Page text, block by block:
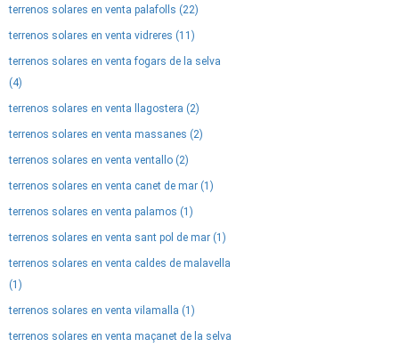
terrenos solares en venta palafolls (22)
terrenos solares en venta vidreres (11)
terrenos solares en venta fogars de la selva
(4)
terrenos solares en venta llagostera (2)
terrenos solares en venta massanes (2)
terrenos solares en venta ventallo (2)
terrenos solares en venta canet de mar (1)
terrenos solares en venta palamos (1)
terrenos solares en venta sant pol de mar (1)
terrenos solares en venta caldes de malavella
(1)
terrenos solares en venta vilamalla (1)
terrenos solares en venta maçanet de la selva